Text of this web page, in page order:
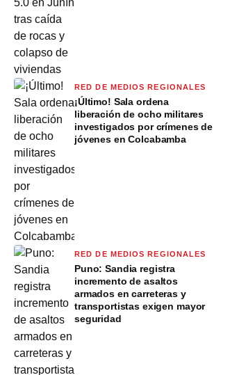
RED DE MEDIOS REGIONALES
¡Último! Sala ordena
liberación de ocho militares
investigados por crímenes de
jóvenes en Colcabamba
RED DE MEDIOS REGIONALES
Puno: Sandia registra
incremento de asaltos
armados en carreteras y
transportistas exigen mayor
seguridad